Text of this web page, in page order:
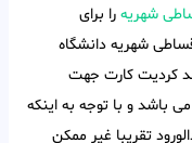
شهریه را برای
شهریه دانشگاه
کردیت کارت جهت
باشد و با توجه به اینکه
تقریبا غیر ممکن